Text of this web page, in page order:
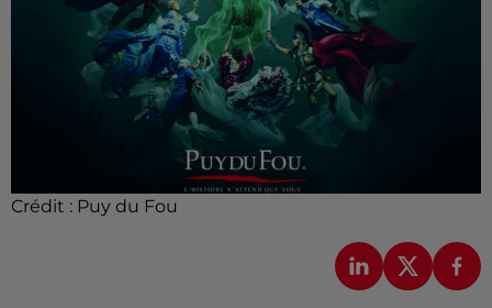
Crédit : Puy du Fou